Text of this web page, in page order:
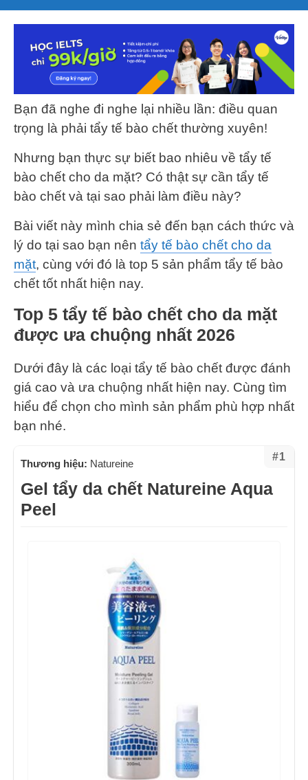
Bạn đã nghe đi nghe lại nhiều lần: điều quan
trọng là phải tẩy tế bào chết thường xuyên!
Nhưng bạn thực sự biết bao nhiêu về tẩy tế
bào chết cho da mặt? Có thật sự cần tẩy tế
bào chết và tại sao phải làm điều này?
Bài viết này mình chia sẻ đến bạn cách thức và
lý do tại sao bạn nên tẩy tế bào chết cho da
mặt, cùng với đó là top 5 sản phẩm tẩy tế bào
chết tốt nhất hiện nay.
Top 5 tẩy tế bào chết cho da mặt
được ưa chuộng nhất 2026
Dưới đây là các loại tẩy tế bào chết được đánh
giá cao và ưa chuộng nhất hiện nay. Cùng tìm
hiểu để chọn cho mình sản phẩm phù hợp nhất
bạn nhé.
#1
Thương hiệu: Natureine
Gel tẩy da chết Natureine Aqua
Peel